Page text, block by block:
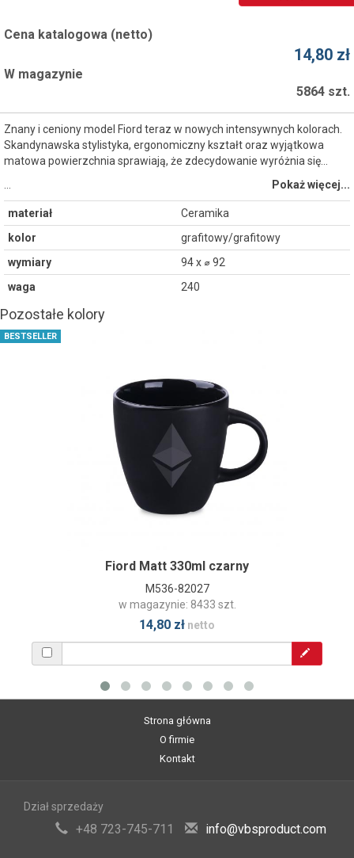
Cena katalogowa (netto)
14,80 zł
W magazynie
5864 szt.
Znany i ceniony model Fiord teraz w nowych intensywnych kolorach.
Skandynawska stylistyka, ergonomiczny kształt oraz wyjątkowa
matowa powierzchnia sprawiają, że zdecydowanie wyróżnia się...
Pokaż więcej...
materiał
Ceramika
kolor
grafitowy/grafitowy
wymiary
94 x ⌀ 92
waga
240
Pozostałe kolory
BESTSELLER
Fiord Matt 330ml czarny
M536-82027
w magazynie: 8433 szt.
14,80 zł netto
Strona główna
O firmie
Kontakt
Dział sprzedaży
+48 723-745-711 info@vbsproduct.com